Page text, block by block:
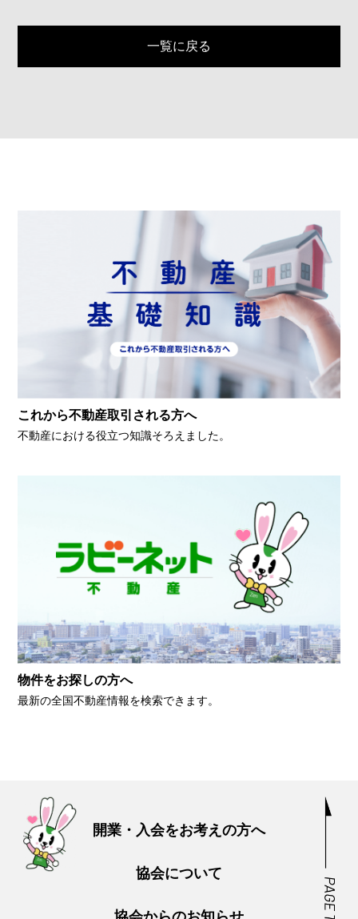
一覧に戻る
これから不動産取引される方へ
不動産における役立つ知識そろえました。
物件をお探しの方へ
最新の全国不動産情報を検索できます。
開業・入会をお考えの方へ
協会について